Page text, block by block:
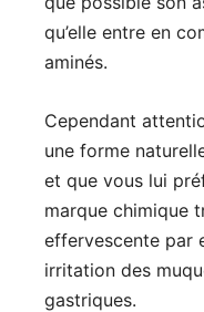
qu’elle entre en
aminés.
Cependant
une forme
et que vous lui
marque chimique
effervescente par
irritation des
gastriques.